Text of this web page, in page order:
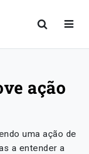
ação
uma ação de
a entender a